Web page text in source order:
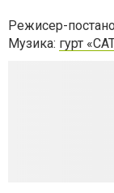
Режисер-
Музика: гурт